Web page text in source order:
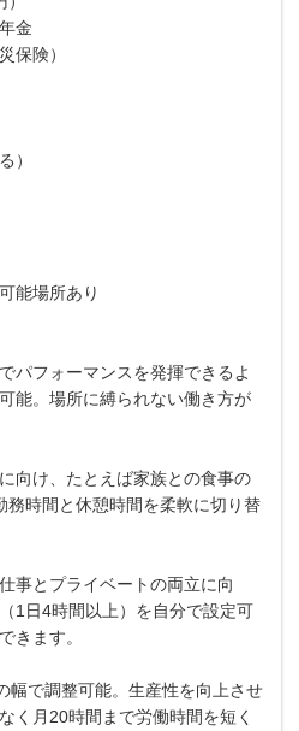
金
保険）
）
能場所あり
パフォーマンスを発揮できるよ
能。場所に縛られない働き方が
向け、たとえば家族との食事の
務時間と休憩時間を柔軟に切り替
事とプライベートの両立に向
1日4時間以上）を自分で設定可
きます。
幅で調整可能。生産性を向上させ
く月20時間まで労働時間を短く